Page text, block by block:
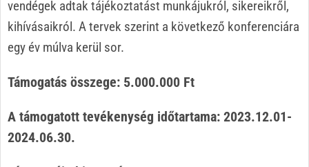
vendégek adtak tájékoztatást munkájukról, sikereikről,
kihívásaikról. A tervek szerint a következő konferenciára
egy év múlva kerül sor.
Támogatás összege: 5.000.000 Ft
A támogatott tevékenység időtartama: 2023.12.01-
2024.06.30.